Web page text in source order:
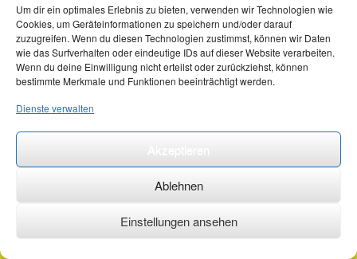
Um dir ein optimales Erlebnis zu bieten, verwenden wir Technologien wie
Cookies, um Geräteinformationen zu speichern und/oder darauf
zuzugreifen. Wenn du diesen Technologien zustimmst, können wir Daten
wie das Surfverhalten oder eindeutige IDs auf dieser Website verarbeiten.
Wenn du deine Einwilligung nicht erteilst oder zurückziehst, können
bestimmte Merkmale und Funktionen beeinträchtigt werden.
Dienste verwalten
Ablehnen
Einstellungen ansehen
©2026 ·erstehilfekurs-mauch.de ·AGB ·Datenschutzerklärung ·Impressum ·